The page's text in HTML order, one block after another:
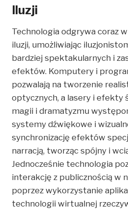
Iluzji
Technologia odgrywa coraz
iluzji, umożliwiając
bardziej spektakularnych i
efektów. Komputery i
pozwalają na tworzenie
optycznych, a lasery i efekty
magii i dramatyzmu
systemy dźwiękowe i
synchronizację efektów
narracją, tworząc spójny i
Jednocześnie technologia
interakcję z publicznością w
poprzez wykorzystanie
technologii wirtualnej